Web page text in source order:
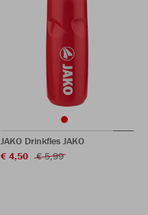
JAKO Drinkfles JAKO
€ 4,50
€ 5,99